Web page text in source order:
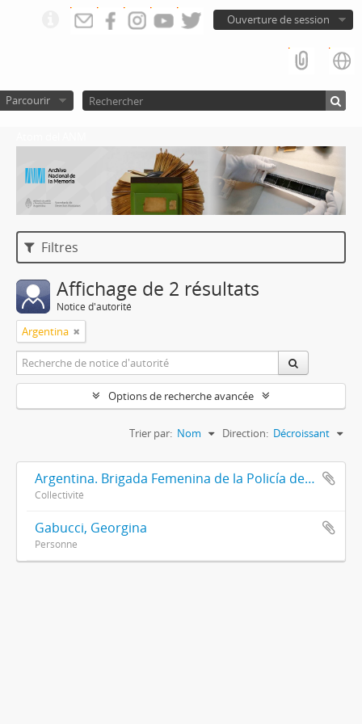
Ouverture de session
Parcourir
Filtres
Affichage de 2 résultats
Notice d'autorité
Argentina
Options de recherche avancée
Trier par: Nom Direction: Décroissant
Argentina. Brigada Femenina de la Policía de la Provincia de Buenos Aires
Collectivité
Gabucci, Georgina
Personne